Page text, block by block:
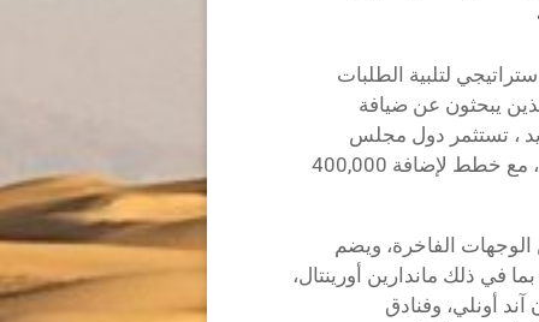
لتلبية الطلبات
يبحثون عن ضيافة
، تستثمر دول مجلس
التعاون الخليجي بكثافة في بنيتها التحتية السياحية ، مع خطط لإضافة 400,000
رائعة من الوجهات الفاخرة، ويضم
في ذلك ماندارين أورينتال،
أونلي، وفنادق